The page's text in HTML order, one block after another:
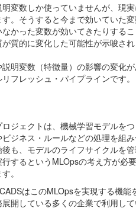
変数しか使っていませんが、現
。そうすると今まで効いていた
かった変数が効いてきたりする
質的に変化した可能性が示唆さ
明変数（特徴量）の影響の変化
フレッシュ・パイプラインです。
ジェクトは、機械学習モデルを
ジネス・ルールなどの処理を組
も、モデルのライフサイクルを
するという MLOpsの考え方が必
。
はこのMLOpsを実現する機能
開している多くの企業で利用し